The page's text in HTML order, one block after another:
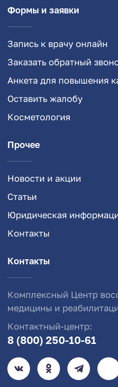
Формы и заявки
Запись к врачу онлайн
Заказать обратный
Анкета для повышения
Оставить жалобу
Косметология
Прочее
Новости и акции
Статьи
Юридическая
Контакты
Контакты
Комплексный Центр
медицины и
Контактный-центр:
8 (800) 250-10-61